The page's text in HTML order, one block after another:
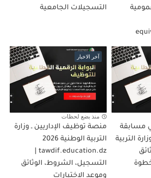
التسجيلات الجامعية
مسابقة
التربية
والوثائق
آخر الاخبار
منذ بضع لحظات
منصة توظيف الإداريين ـ وزارة
التربية الوطنية 2026
التسجيل، الشروط، الوثائق
وموعد الاختبارات